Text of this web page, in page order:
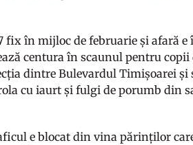
fix în mijloc de februarie și afară
centura în scaunul pentru copii
dintre Bulevardul Timișoarei și
cu iaurt și fulgi de porumb din
e blocat din vina părinților